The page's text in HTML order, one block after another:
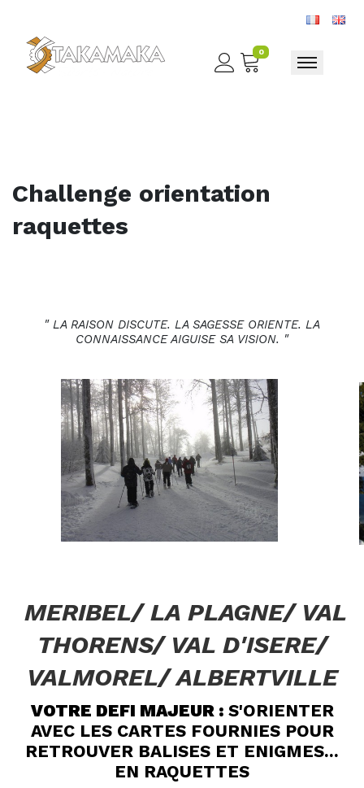
0
Toggle
Challenge orientation
raquettes
" LA RAISON DISCUTE. LA SAGESSE ORIENTE. LA
CONNAISSANCE AIGUISE SA VISION. "
MERIBEL/ LA PLAGNE/ VAL
THORENS/ VAL D'ISERE/
VALMOREL/ ALBERTVILLE
VOTRE DEFI MAJEUR :S'ORIENTER
AVEC LES CARTES FOURNIES POUR
RETROUVER BALISES ET ENIGMES...
EN RAQUETTES